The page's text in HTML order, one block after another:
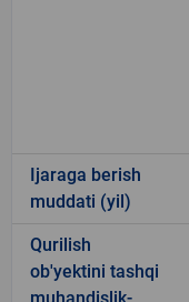
Ijaraga berish
muddati (yil)
Qurilish
ob'yektini tashqi